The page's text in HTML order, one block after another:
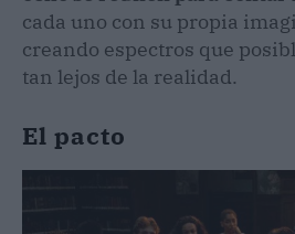
cada uno con su propia
creando espectros que
tan lejos de la realidad.
El pacto